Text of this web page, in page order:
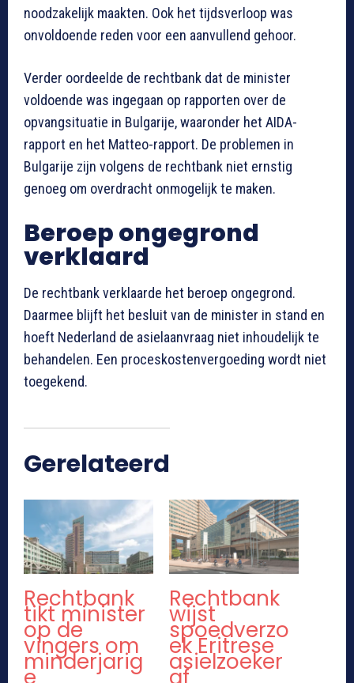
noodzakelijk maakten. Ook het tijdsverloop was
onvoldoende reden voor een aanvullend gehoor.
Verder oordeelde de rechtbank dat de minister
voldoende was ingegaan op rapporten over de
opvangsituatie in Bulgarije, waaronder het AIDA-
rapport en het Matteo-rapport. De problemen in
Bulgarije zijn volgens de rechtbank niet ernstig
genoeg om overdracht onmogelijk te maken.
Beroep ongegrond
verklaard
De rechtbank verklaarde het beroep ongegrond.
Daarmee blijft het besluit van de minister in stand en
hoeft Nederland de asielaanvraag niet inhoudelijk te
behandelen. Een proceskostenvergoeding wordt niet
toegekend.
Gerelateerd
Rechtbank
tikt minister
op de
vingers om
minderjarig
e
Rechtbank
wijst
spoedverzo
ek Eritrese
asielzoeker
af